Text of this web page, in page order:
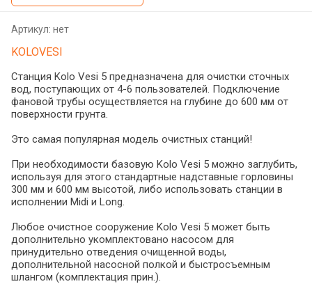
Артикул: нет
KOLOVESI
Станция Kolo Vesi 5 предназначена для очистки сточных
вод, поступающих от 4-6 пользователей. Подключение
фановой трубы осуществляется на глубине до 600 мм от
поверхности грунта.
Это самая популярная модель очистных станций!
При необходимости базовую Kolo Vesi 5 можно заглубить,
используя для этого стандартные надставные горловины
300 мм и 600 мм высотой, либо использовать станции в
исполнении Midi и Long.
Любое очистное сооружение Kolo Vesi 5 может быть
дополнительно укомплектовано насосом для
принудительно отведения очищенной воды,
дополнительной насосной полкой и быстросъемным
шлангом (комплектация прин.).